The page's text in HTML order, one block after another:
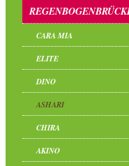
CARA MIA
ELITE
DINO
ASHARI
CHIRA
AKINO